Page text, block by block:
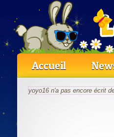
Accueil
yoyo16 n'a pas encore écrit